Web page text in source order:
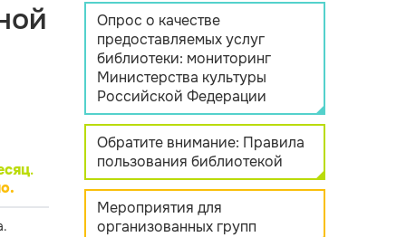
.
Опрос о качестве
предоставляемых услуг
библиотеки: мониторинг
Министерства культуры
Российской Федерации
Обратите внимание: Правила
пользования библиотекой
Мероприятия для
организованных групп